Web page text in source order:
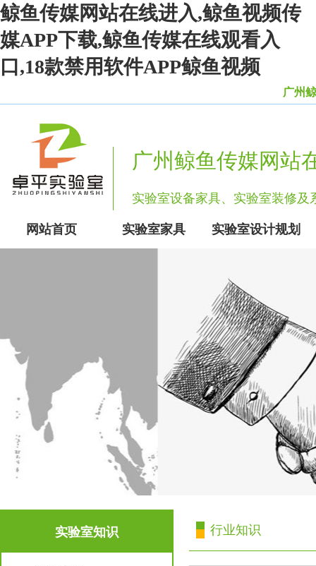
鲸鱼传媒网站在线进入,鲸鱼视频传
媒APP下载,鲸鱼传媒在线观看入
口,18款禁用软件APP鲸鱼视频
广州鲸
广州鲸鱼传媒网站
实验室设备家具、实验室装修
网站首页 实验室家具 实验室设计规划
实验室知识 行业知识